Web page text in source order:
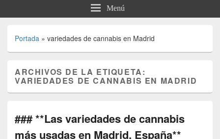
Menú
Portada » variedades de cannabis en Madrid
ARCHIVOS DE LA ETIQUETA:
VARIEDADES DE CANNABIS EN MADRID
### **Las variedades de cannabis
más usadas en Madrid, España**